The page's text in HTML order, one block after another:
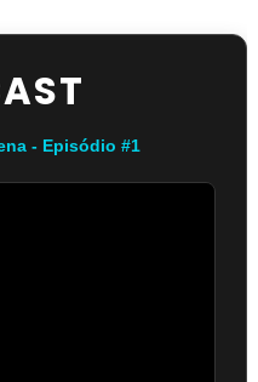
- Episódio #1